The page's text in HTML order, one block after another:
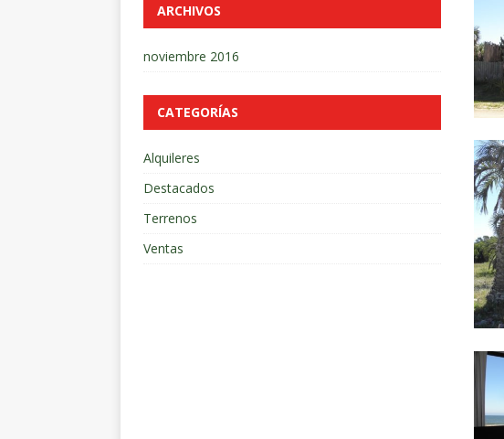
ARCHIVOS
noviembre 2016
CATEGORÍAS
Alquileres
Destacados
Terrenos
Ventas